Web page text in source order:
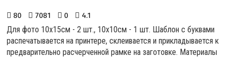
80 7081 0 4.1
Для фото 10х15см - 2 шт., 10х10см - 1 шт. Шаблон с буквами
распечатывается на принтере, склеивается и прикладывается к
предварительно расчерченной рамке на заготовке. Материалы